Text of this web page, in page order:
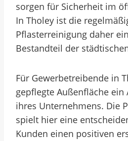
sorgen für Sicherheit im
In Tholey ist die
Pflasterreinigung daher
Bestandteil der
Für Gewerbetreibende in
gepflegte Außenfläche ein
ihres Unternehmens. Die
spielt hier eine
Kunden einen positiven